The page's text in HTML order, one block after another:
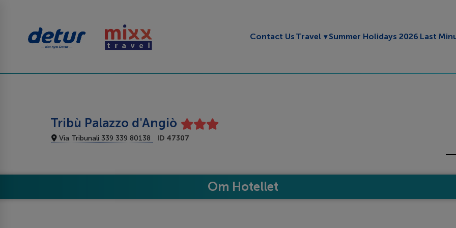
Contact Us Travel Toggle submenu
Summer Holidays 2026 Last
Tribù Palazzo d'Angiò
Via Tribunali 339 339 80138 ID 47307
Om Hotellet